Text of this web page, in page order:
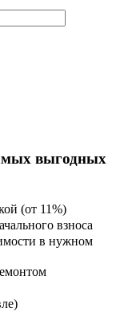
выгодных
(от 11%)
взноса
в нужном